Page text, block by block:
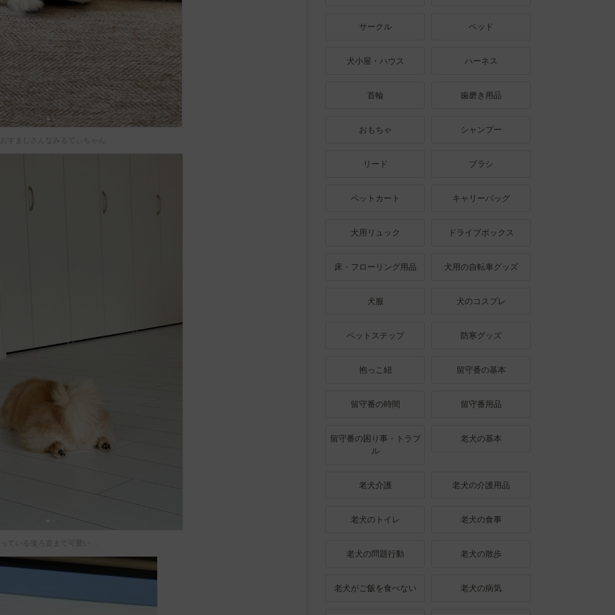
すましさんなみるてぃちゃん
ている後ろ姿まで可愛い…
サークル ベッド
犬小屋・ハウス ハーネス
首輪 歯磨き用品
おもちゃ シャンプー
リード ブラシ
ペットカート キャリーバッグ
犬用リュック ドライブボックス
床・フローリング用品 犬用の自転車グッズ
犬服 犬のコスプレ
ペットステップ 防寒グッズ
抱っこ紐 留守番の基本
留守番の時間 留守番用品
留守番の困り事・トラブ
ル
老犬の基本
老犬介護 老犬の介護用品
老犬のトイレ 老犬の食事
老犬の問題行動 老犬の散歩
老犬がご飯を食べない 老犬の病気